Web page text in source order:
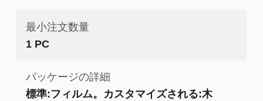
最小注文数量
1 PC
パッケージの詳細
標準:フィルム。カスタマイズされる:木